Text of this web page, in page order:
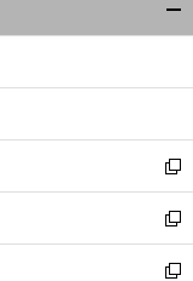
ィ
ン
ウ
開
く
新
し
い
ウ
ィ
新
し
い
新